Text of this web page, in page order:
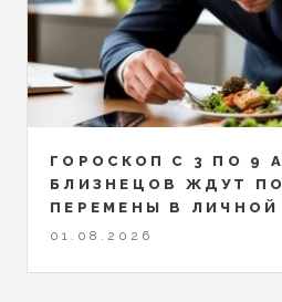
ГОРОСКОП С 3 ПО 9
БЛИЗНЕЦОВ ЖДУТ
ПЕРЕМЕНЫ В
01.08.2026